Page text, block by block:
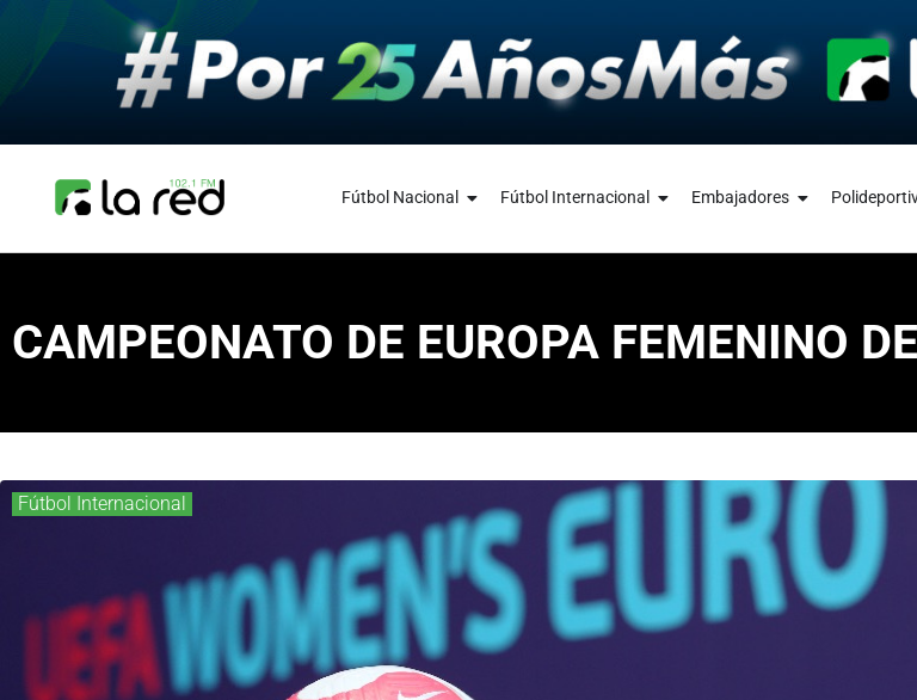
Fútbol Nacional Fútbol Internacional Embajadores
CAMPEONATO DE EUROPA FEMENINO
Fútbol Internacional